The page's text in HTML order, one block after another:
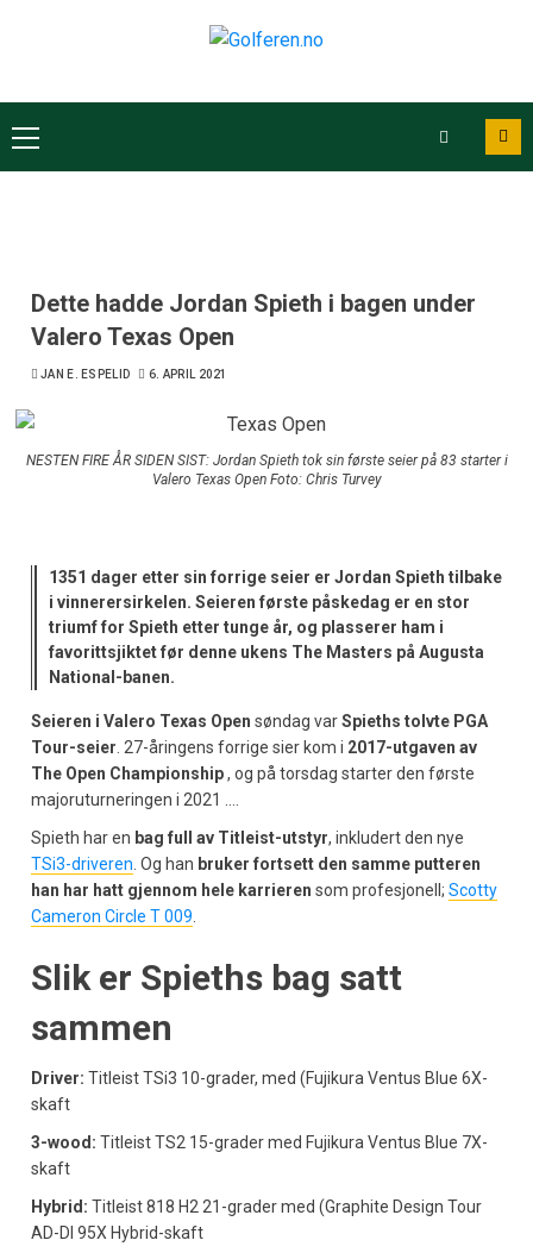
Dette hadde Jordan Spieth i bagen under
Valero Texas Open
JAN E. ESPELID 6. APRIL 2021
NESTEN FIRE ÅR SIDEN SIST: Jordan Spieth tok sin første seier på 83 starter i
Valero Texas Open Foto: Chris Turvey
1351 dager etter sin forrige seier er Jordan Spieth tilbake
i vinnerersirkelen. Seieren første påskedag er en stor
triumf for Spieth etter tunge år, og plasserer ham i
favorittsjiktet før denne ukens The Masters på Augusta
National-banen.
Seieren i Valero Texas Open søndag varSpieths tolvte PGA
Tour-seier . 27-åringens forrige sier kom i 2017-utgaven av
The Open Championship, og på torsdag starter den første
majoruturneringen i 2021 ….
Spieth har en bag full av Titleist-utstyr, inkludert den nye
TSi3-driveren . Og han bruker fortsett den samme putteren
han har hatt gjennom hele karrieren som profesjonell; Scotty
Cameron Circle T 009
Slik er Spieths bag satt
sammen
Driver: Titleist TSi3 10-grader, med (Fujikura Ventus Blue 6X-
skaft
3-wood: Titleist TS2 15-grader med Fujikura Ventus Blue 7X-
skaft
Hybrid: Titleist 818 H2 21-grader med (Graphite Design Tour
AD-DI 95X Hybrid-skaft